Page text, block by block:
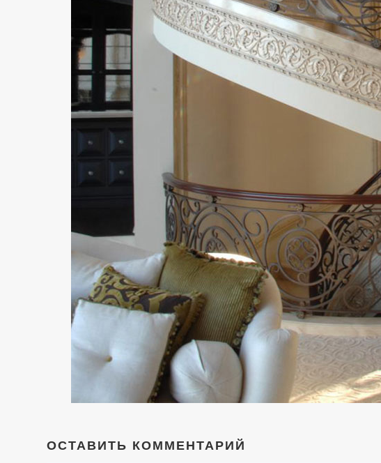
ОСТАВИТЬ КОММЕНТАРИЙ